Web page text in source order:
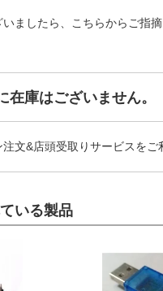
ましたら、こちらからご指摘
在庫はございません。
文&店頭受取りサービスをご
いる製品